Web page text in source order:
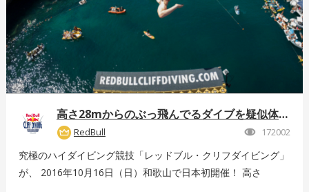
高さ28mからのぶっ飛んでるダイブを疑似体験！
RedBull 172002
究極のハイダイビング競技「レッドブル・クリフダイビング」
が、 2016年10月16日（日）和歌山で日本初開催！ 高さ